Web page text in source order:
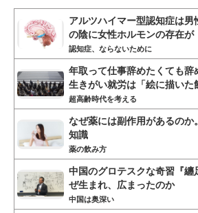
アルツハイマー型認知症は
の陰に女性ホルモンの存在が
認知症、ならないために
年取って仕事辞めたくても
生きがい就労は「絵に描いた
超高齢時代を考える
なぜ薬には副作用があるの
知識
薬の飲み方
中国のグロテスクな奇習『
ぜ生まれ、広まったのか
中国は奥深い